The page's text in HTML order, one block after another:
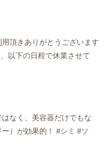
頂きありがとうございます
以下の日程で休業させて
なく、美容器だけでもな
）が効果的！ #シミ #ソ